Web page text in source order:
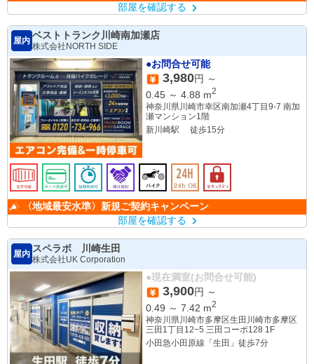
部屋を確認する
屋内
ベストトランク川崎南加瀬店
株式会社NORTH SIDE
●お問合せ可能
3,980円 ～
0.45 ～ 4.88 m2
神奈川県川崎市幸区南加瀬4丁目9-7 南加
瀬マンション1階
新川崎駅 徒歩15分
〈地域最安水準〉新規ご契約キャンペーン
部屋を確認する
屋内
スペラボ 川崎生田
株式会社UK Corporation
●現在満室(お問合せ可能)
3,900円 ～
0.49 ～ 7.42 m2
神奈川県川崎市多摩区生田川崎市多摩区
三田1丁目12−5 三田コーポ128 1F
小田急小田原線「生田」徒歩7分